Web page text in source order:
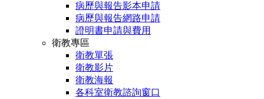
病歷與報告影本申請
病歷與報告網路申請
證明書申請與費用
衛教專區
衛教單張
衛教影片
衛教海報
各科室衛教諮詢窗口